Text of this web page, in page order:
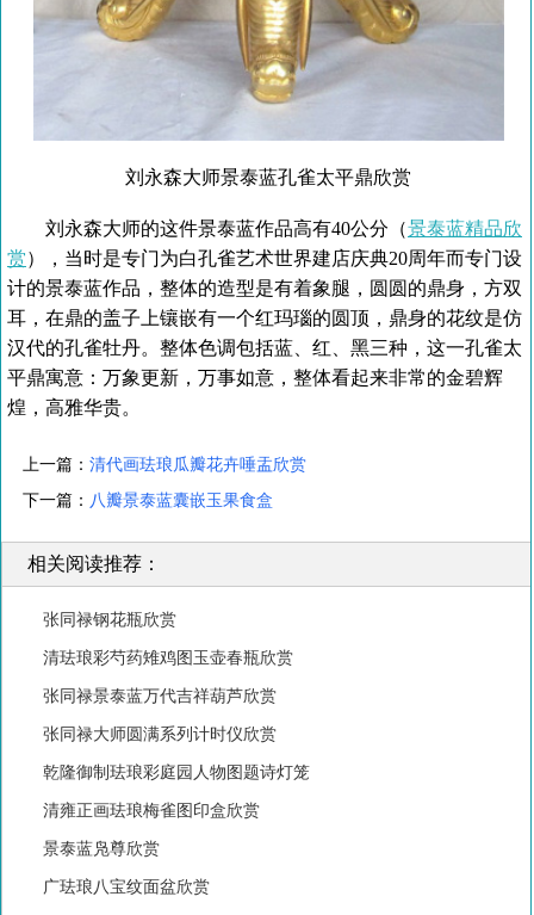
刘永森大师景泰蓝孔雀太平鼎欣赏
刘永森大师的这件景泰蓝作品高有40公分（景泰蓝精品欣
赏），当时是专门为白孔雀艺术世界建店庆典20周年而专门设
计的景泰蓝作品，整体的造型是有着象腿，圆圆的鼎身，方双
耳，在鼎的盖子上镶嵌有一个红玛瑙的圆顶，鼎身的花纹是仿
汉代的孔雀牡丹。整体色调包括蓝、红、黑三种，这一孔雀太
平鼎寓意：万象更新，万事如意，整体看起来非常的金碧辉
煌，高雅华贵。
上一篇： 清代画珐琅瓜瓣花卉唾盂欣赏
下一篇： 八瓣景泰蓝囊嵌玉果食盒
相关阅读推荐：
张同禄钢花瓶欣赏
清珐琅彩芍药雉鸡图玉壶春瓶欣赏
张同禄景泰蓝万代吉祥葫芦欣赏
张同禄大师圆满系列计时仪欣赏
乾隆御制珐琅彩庭园人物图题诗灯笼
清雍正画珐琅梅雀图印盒欣赏
景泰蓝凫尊欣赏
广珐琅八宝纹面盆欣赏